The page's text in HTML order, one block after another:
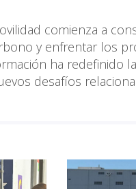
comienza a
y enfrentar los
ha
desafíos